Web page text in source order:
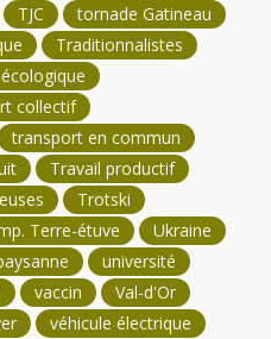
TJC
tornade Gatineau
Traditionnalistes
collectif
transport en commun
Travail productif
Trotski
Terre-étuve
Ukraine
université
vaccin
Val-d'Or
véhicule électrique